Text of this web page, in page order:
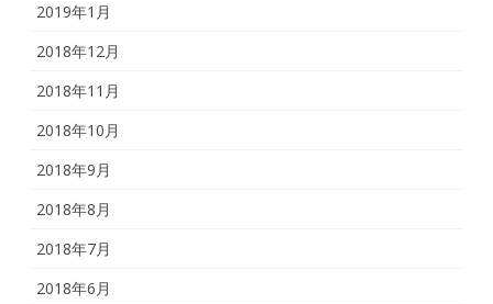
2019年1月
2018年12月
2018年11月
2018年10月
2018年9月
2018年8月
2018年7月
2018年6月